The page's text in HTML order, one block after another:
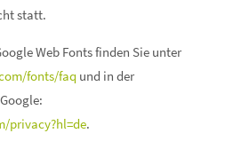
statt.
Web Fonts finden Sie unter
fonts/faq und in der
privacy?hl=de.